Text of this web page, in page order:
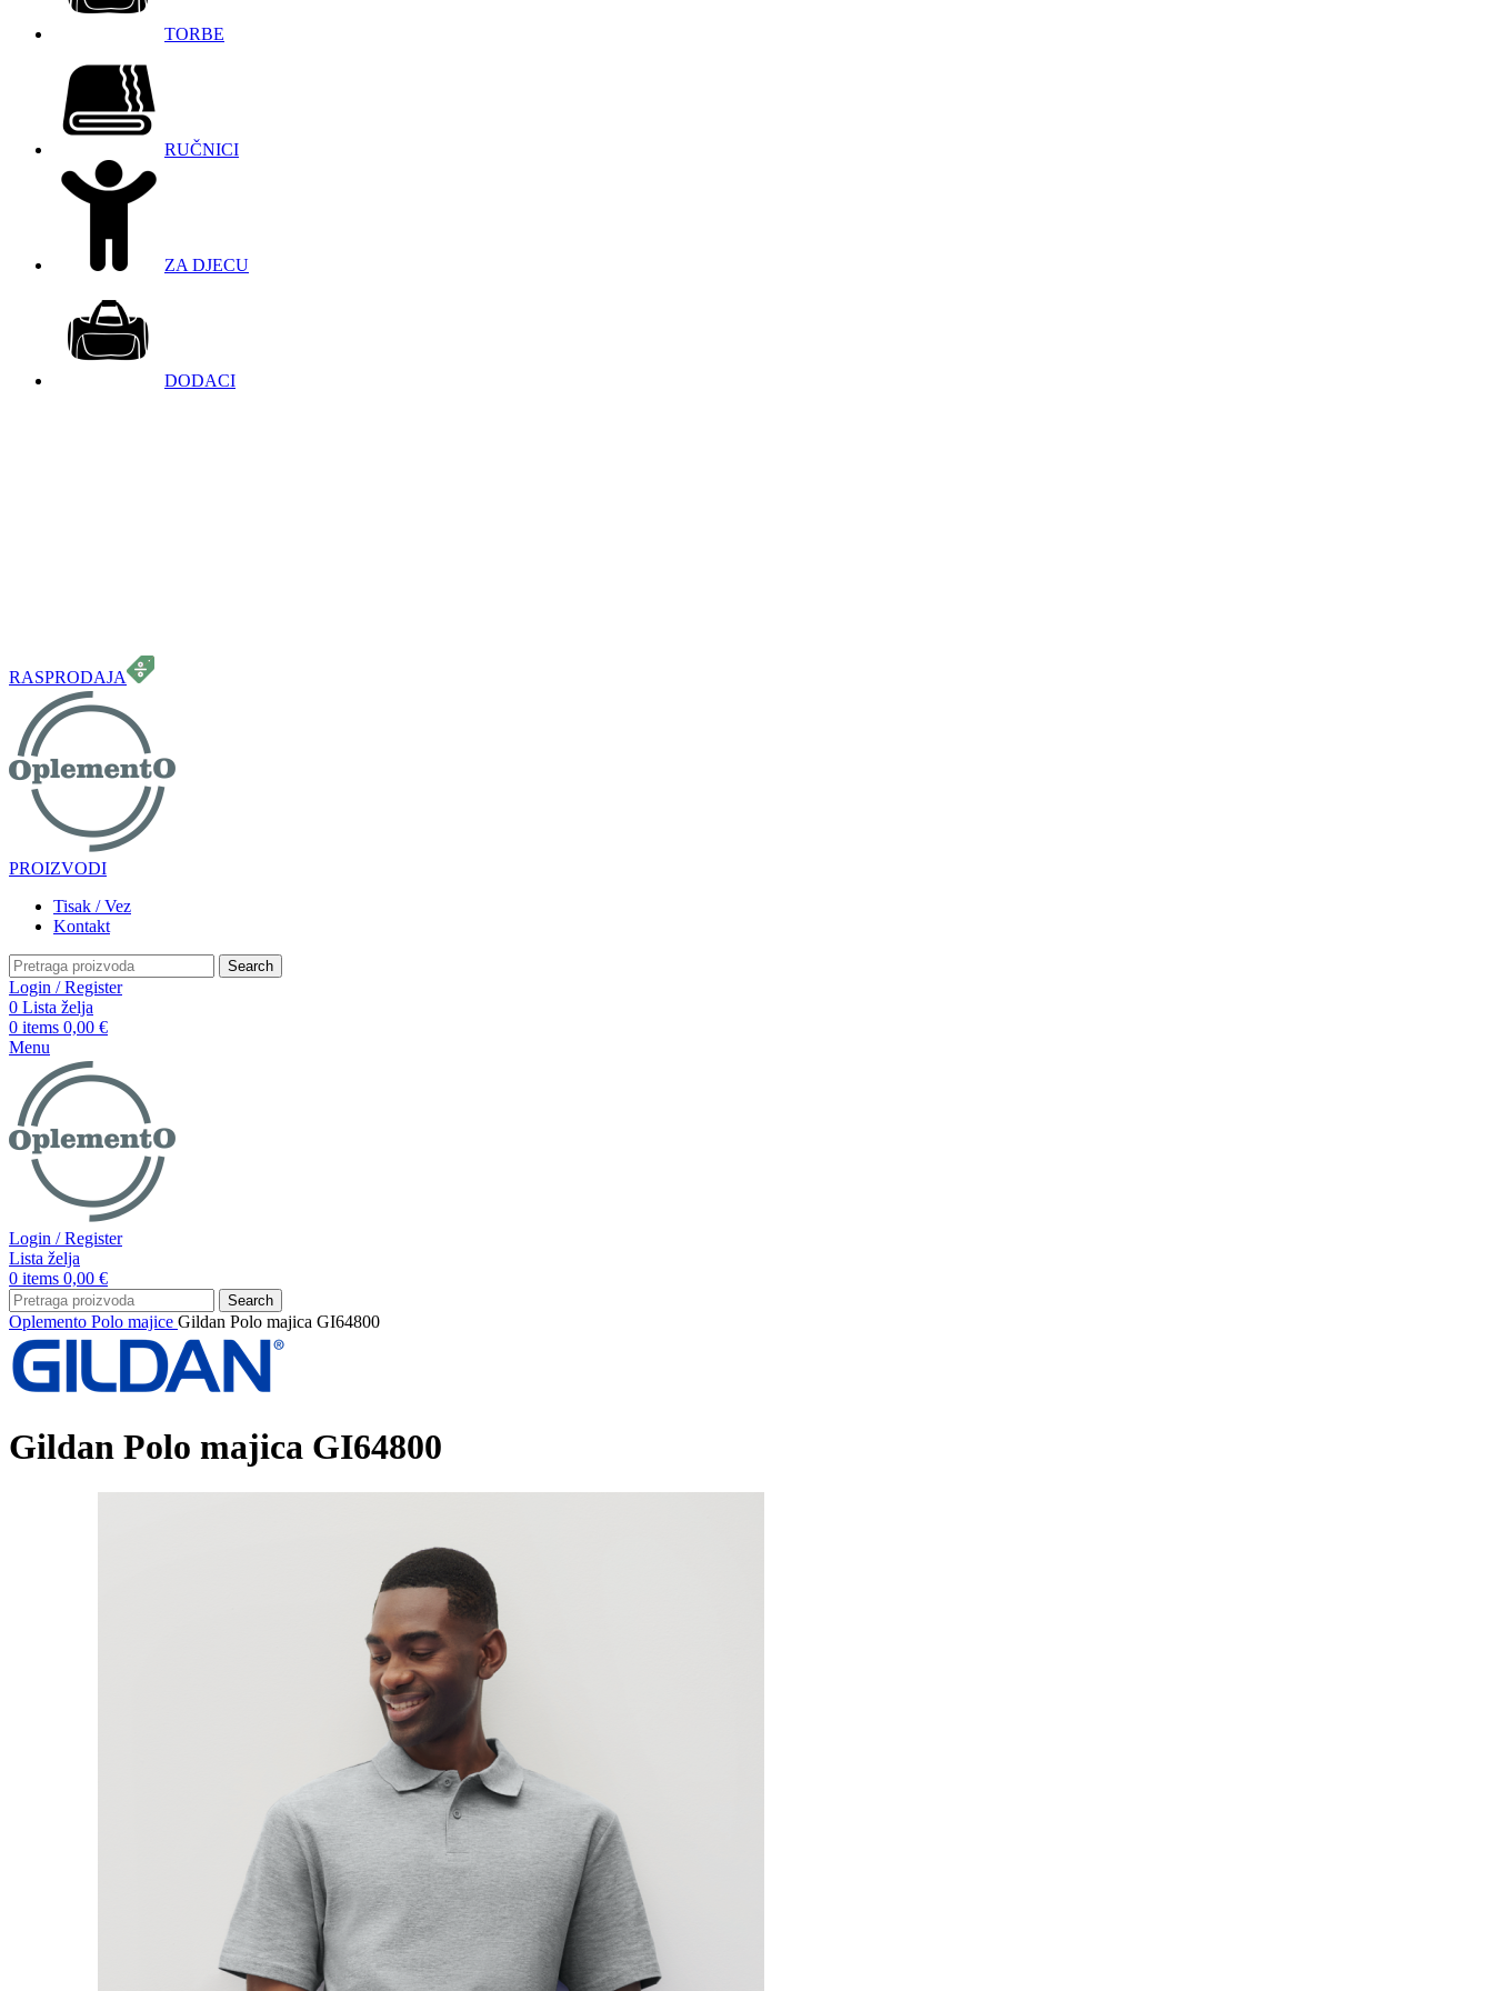
TORBE
RUČNICI
ZA DJECU
DODACI
RASPRODAJA
PROIZVODI
Tisak / Vez
Kontakt
Search
Login / Register
0 Lista želja
0 items 0,00 €
Menu
Login / Register
Lista želja
0 items 0,00 €
Search
Oplemento Polo majice Gildan Polo majica GI64800
Gildan Polo majica GI64800